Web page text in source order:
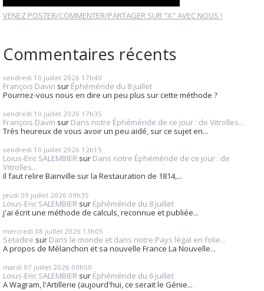
VENEZ POSTER/COMMENTER/PARTAGER SUR "X" AVEC NOUS !
Commentaires récents
vendredi 10 juillet 2026 17h40
François Davin sur Éphéméride du 8 juillet
Pourriez-vous nous en dire un peu plus sur cette méthode ?
vendredi 10 juillet 2026 17h35
François Davin sur Dans notre Éphéméride de ce jour : de Vitrolles...
Très heureux de vous avoir un peu aidé, sur ce sujet en...
vendredi 10 juillet 2026 12h15
Loius-Eric SALEMBIER sur Dans notre Éphéméride de ce jour : de
Vitrolles...
Il faut relire Bainville sur la Restauration de 1814,...
jeudi 09 juillet 2026 09h35
Loius-Eric SALEMBIER sur Éphéméride du 8 juillet
j'ai écrit une méthode de calculs, reconnue et publiée...
mercredi 08 juillet 2026 13h05
Setadire sur Dans le monde et dans notre Pays légal en folie...
A propos de Mélanchon et sa nouvelle France La Nouvelle...
mardi 07 juillet 2026 09h50
Loius-Eric SALEMBIER sur Éphéméride du 6 juillet
A Wagram, l'Artillerie (aujourd'hui, ce serait le Génie...